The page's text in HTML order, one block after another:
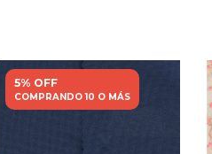
5% OFF
COMPRANDO 10 O MÁS